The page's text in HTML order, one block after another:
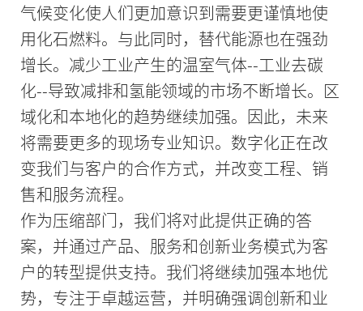
气候变化使人们更加意识到需要更谨慎地使
用化石燃料。与此同时，替代能源也在强劲
增长。减少工业产生的温室气体--工业去碳
化--导致减排和氢能领域的市场不断增长。区
域化和本地化的趋势继续加强。因此，未来
将需要更多的现场专业知识。数字化正在改
变我们与客户的合作方式，并改变工程、销
售和服务流程。
作为压缩部门，我们将对此提供正确的答
案，并通过产品、服务和创新业务模式为客
户的转型提供支持。我们将继续加强本地优
势，专注于卓越运营，并明确强调创新和业